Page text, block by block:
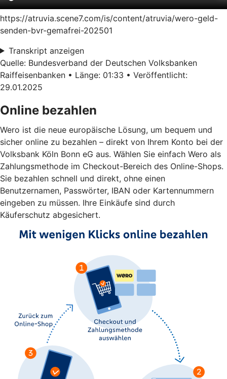
https://atruvia.scene7.com/is/content/atruvia/wero-geld-
senden-bvr-gemafrei-202501
Transkript anzeigen
Quelle: Bundesverband der Deutschen Volksbanken
Raiffeisenbanken • Länge: 01:33 • Veröffentlicht:
29.01.2025
Online bezahlen
Wero ist die neue europäische Lösung, um bequem und
sicher online zu bezahlen – direkt von Ihrem Konto bei der
Volksbank Köln Bonn eG aus. Wählen Sie einfach Wero als
Zahlungsmethode im Checkout-Bereich des Online-Shops.
Sie bezahlen schnell und direkt, ohne einen
Benutzernamen, Passwörter, IBAN oder Kartennummern
eingeben zu müssen. Ihre Einkäufe sind durch
Käuferschutz abgesichert.